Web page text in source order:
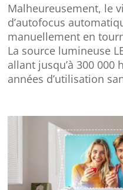
Malheureusement, le
d’autofocus
manuellement en
La source lumineuse
allant jusqu’à 300 000
années d’utilisation